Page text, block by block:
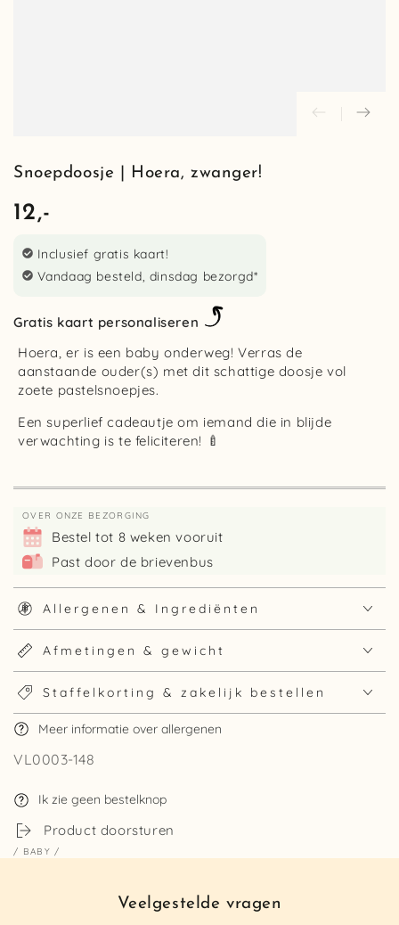
Snoepdoosje | Hoera, zwanger!
Normale
12,-
Inclusief gratis kaart!
Vandaag besteld, dinsdag bezorgd*
Gratis kaart personaliseren
Hoera, er is een baby onderweg! Verras de
aanstaande ouder(s) met dit schattige doosje vol
zoete pastelsnoepjes.
Een superlief cadeautje om iemand die in blijde
verwachting is te feliciteren! 🍼
OVER ONZE BEZORGING
Bestel tot 8 weken vooruit
Past door de brievenbus
Allergenen & Ingrediënten
Afmetingen & gewicht
Staffelkorting & zakelijk bestellen
Meer informatie over allergenen
VL0003-148
Ik zie geen bestelknop
Product doorsturen
/ BABY /
Veelgestelde vragen